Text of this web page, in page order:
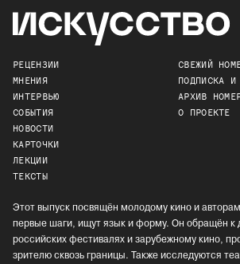
РЕЦЕНЗИИ
МНЕНИЯ
ИНТЕРВЬЮ
СОБЫТИЯ
НОВОСТИ
КАРТОЧКИ
ЛЕКЦИИ
ТЕКСТЫ
СВЕЖИЙ
ПОДПИСКА И
АРХИВ
О ПРОЕКТЕ
Этот выпуск посвящён молодому кино и
первые шаги, ищут язык и форму. Он обращён к
российских фестивалях и зарубежному кино,
зрителю сквозь границы. Также исследуются